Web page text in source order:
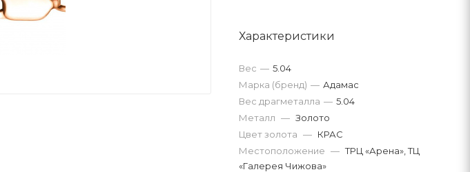
Характеристики
Вес драгметалла — 5.04
Марка (бренд) — Адамас
Вес — 5.04
Металл — Золото
Цвет золота — КРАС
Местоположение — ТРЦ «Арена», ТЦ
«Галерея Чижова»